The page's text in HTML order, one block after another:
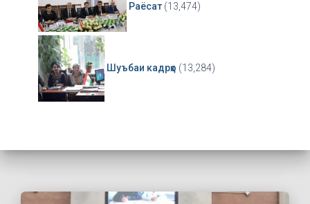
Раёсат (13,474)
Шуъбаи кадрҳо (13,284)